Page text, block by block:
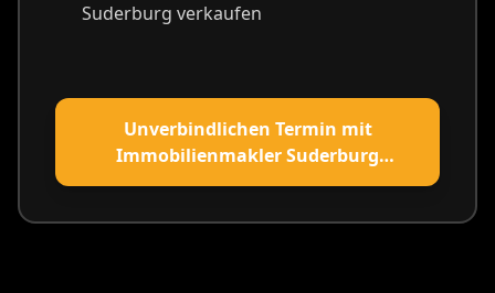
Suderburg verkaufen
Unverbindlichen Termin mit
Immobilienmakler Suderburg
vereinbaren